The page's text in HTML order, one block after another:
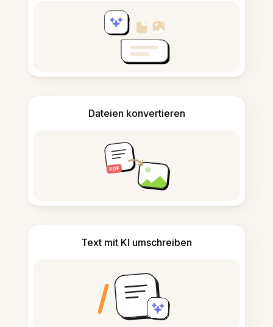
Dateien konvertieren
Text mit KI umschreiben